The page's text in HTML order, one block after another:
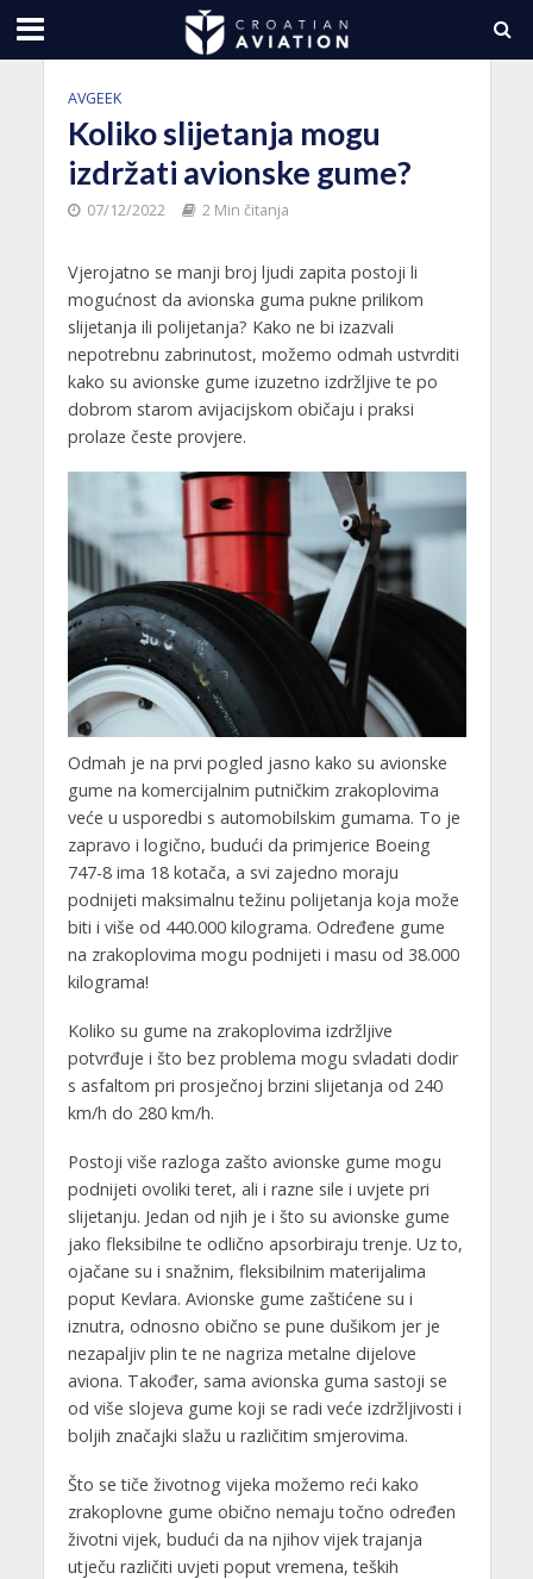
AVGEEK
Koliko slijetanja mogu
izdržati avionske gume?
07/12/2022 2 Min čitanja
Vjerojatno se manji broj ljudi zapita postoji li
mogućnost da avionska guma pukne prilikom
slijetanja ili polijetanja? Kako ne bi izazvali
nepotrebnu zabrinutost, možemo odmah ustvrditi
kako su avionske gume izuzetno izdržljive te po
dobrom starom avijacijskom običaju i praksi
prolaze česte provjere.
Odmah je na prvi pogled jasno kako su avionske
gume na komercijalnim putničkim zrakoplovima
veće u usporedbi s automobilskim gumama. To je
zapravo i logično, budući da primjerice Boeing
747-8 ima 18 kotača, a svi zajedno moraju
podnijeti maksimalnu težinu polijetanja koja može
biti i više od 440.000 kilograma. Određene gume
na zrakoplovima mogu podnijeti i masu od 38.000
kilograma!
Koliko su gume na zrakoplovima izdržljive
potvrđuje i što bez problema mogu svladati dodir
s asfaltom pri prosječnoj brzini slijetanja od 240
km/h do 280 km/h.
Postoji više razloga zašto avionske gume mogu
podnijeti ovoliki teret, ali i razne sile i uvjete pri
slijetanju. Jedan od njih je i što su avionske gume
jako fleksibilne te odlično apsorbiraju trenje. Uz to,
ojačane su i snažnim, fleksibilnim materijalima
poput Kevlara. Avionske gume zaštićene su i
iznutra, odnosno obično se pune dušikom jer je
nezapaljiv plin te ne nagriza metalne dijelove
aviona. Također, sama avionska guma sastoji se
od više slojeva gume koji se radi veće izdržljivosti i
boljih značajki slažu u različitim smjerovima.
Što se tiče životnog vijeka možemo reći kako
zrakoplovne gume obično nemaju točno određen
životni vijek, budući da na njihov vijek trajanja
utječu različiti uvjeti poput vremena, teških